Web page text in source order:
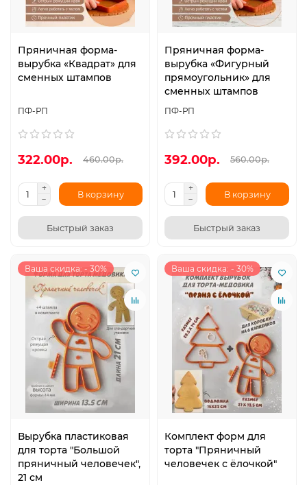
Пряничная форма-
вырубка «Квадрат» для
сменных штампов
ПФ-РП
322.00р. 460.00р.
В корзину
Быстрый заказ
Пряничная форма-
вырубка «Фигурный
прямоугольник» для
сменных штампов
ПФ-РП
392.00р. 560.00р.
В корзину
Быстрый заказ
Ваша скидка: - 30%
Вырубка пластиковая
для торта "Большой
пряничный человечек",
21 см
Ваша скидка: - 30%
Комплект форм для
торта "Пряничный
человечек с ёлочкой"